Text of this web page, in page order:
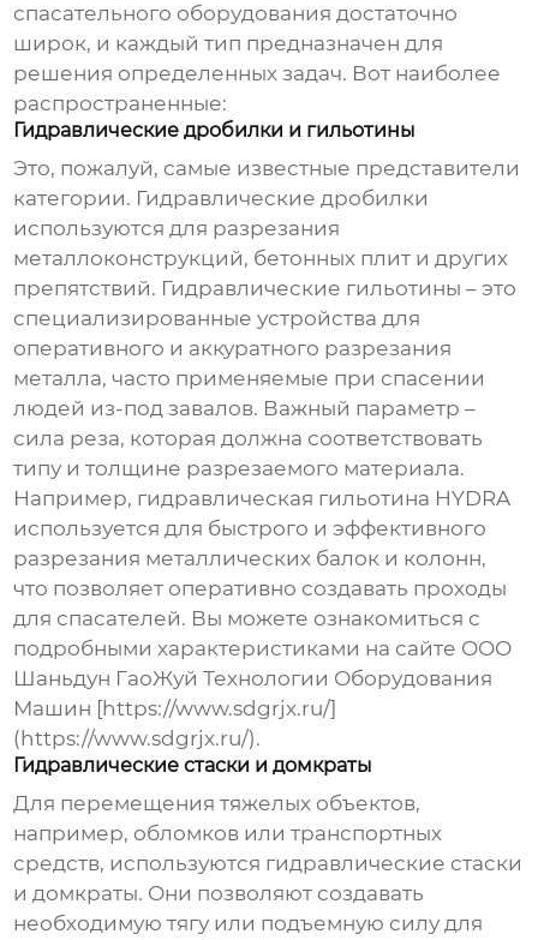
спасательного оборудования достаточно
широк, и каждый тип предназначен для
решения определенных задач. Вот наиболее
распространенные:
Гидравлические дробилки и гильотины
Это, пожалуй, самые известные представители
категории. Гидравлические дробилки
используются для разрезания
металлоконструкций, бетонных плит и других
препятствий. Гидравлические гильотины – это
специализированные устройства для
оперативного и аккуратного разрезания
металла, часто применяемые при спасении
людей из-под завалов. Важный параметр –
сила реза, которая должна соответствовать
типу и толщине разрезаемого материала.
Например, гидравлическая гильотина HYDRA
используется для быстрого и эффективного
разрезания металлических балок и колонн,
что позволяет оперативно создавать проходы
для спасателей. Вы можете ознакомиться с
подробными характеристиками на сайте ООО
Шаньдун ГаоЖуй Технологии Оборудования
Машин [https://www.sdgrjx.ru/]
(https://www.sdgrjx.ru/).
Гидравлические стаски и домкраты
Для перемещения тяжелых объектов,
например, обломков или транспортных
средств, используются гидравлические стаски
и домкраты. Они позволяют создавать
необходимую тягу или подъемную силу для